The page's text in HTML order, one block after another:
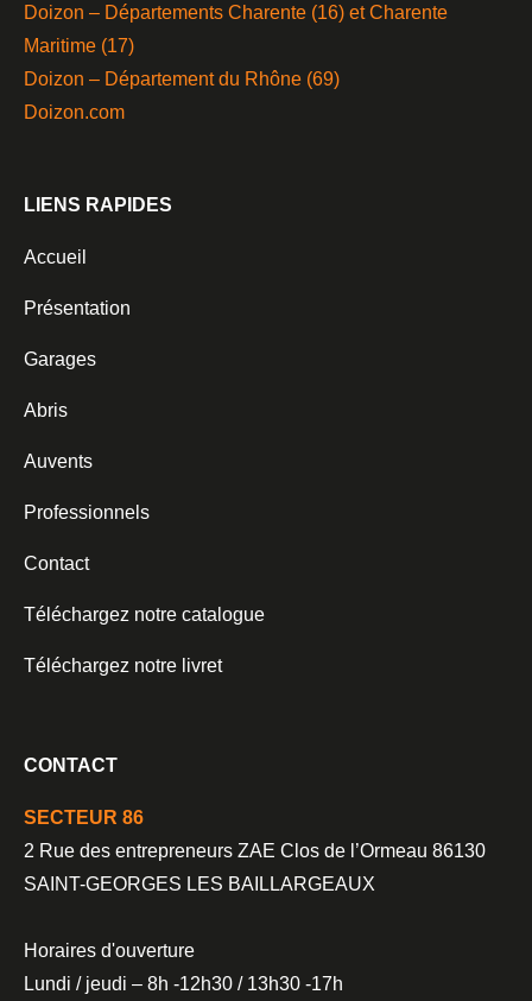
Doizon – Départements Charente (16) et Charente
Maritime (17)
Doizon – Département du Rhône (69)
Doizon.com
LIENS RAPIDES
Accueil
Présentation
Garages
Abris
Auvents
Professionnels
Contact
Téléchargez notre catalogue
Téléchargez notre livret
CONTACT
SECTEUR 86
2 Rue des entrepreneurs ZAE Clos de l’Ormeau 86130
SAINT-GEORGES LES BAILLARGEAUX
Horaires d'ouverture
Lundi / jeudi – 8h -12h30 / 13h30 -17h